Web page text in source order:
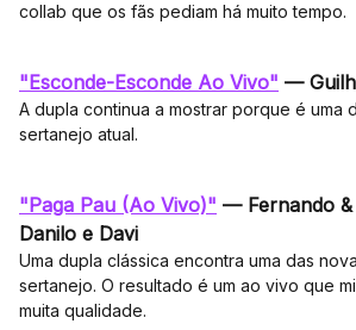
collab que os fãs pediam há muito tempo.
"Esconde-Esconde Ao Vivo" —
A dupla continua a mostrar porque é uma
sertanejo atual.
"Paga Pau (Ao Vivo)" — Fernando
Danilo e Davi
Uma dupla clássica encontra uma das
sertanejo. O resultado é um ao vivo que
muita qualidade.